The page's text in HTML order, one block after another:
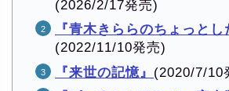
(2026/2/17発売)
『青木きららのちょっとし
(2022/11/10発売)
『来世の記憶』 (2020/7/10